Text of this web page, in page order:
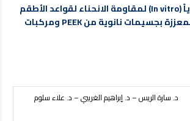
تقييم مقارن مخبرياً (In vitro) لمقاومة الانحناء لقواعد الأطقم
السنية الأكريلية المعززة بجسيمات نانوية من PEEK ومركبات
د. سارة الريس – د. إبراهيم الغريبي – د. علاء سلوم